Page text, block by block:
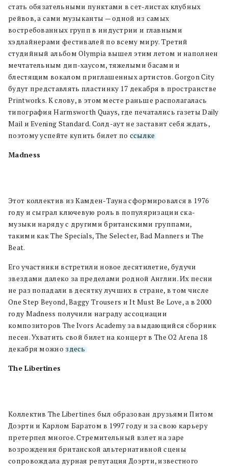
стать обязательными пунктами в сет-листах клубных
рейвов, а сами музыканты — одной из самых
востребованных групп в индустрии и главными
хэдлайнерами фестивалей по всему миру. Третий
студийный альбом Olympia вышел этим летом и наполнен
мечтательным дип-хаусом, тяжелыми басами и
блестящим вокалом приглашенных артистов. Gorgon City
будут представлять пластинку 17 декабря в пространстве
Printworks. К слову, в этом месте раньше располагалась
типография Harmsworth Quays, где печатались газеты Daily
Mail и Evening Standard. Солд-аут не заставит себя ждать,
поэтому успейте купить билет по ссылке.
Madness
Этот коллектив из Камден-Тауна сформировался в 1976
году и сыграл ключевую роль в популяризации ска-
музыки наряду с другими британскими группами,
такими как The Specials, The Selecter, Bad Manners и The
Beat.
Его участники встретили новое десятилетие, будучи
звездами далеко за пределами родной Англии. Их песни
не раз попадали в десятку лучших в стране, в том числе
One Step Beyond, Baggy Trousers и It Must Be Love, а в 2000
году Madness получили награду ассоциации
композиторов The Ivors Academy за выдающийся сборник
песен. Ухватить свой билет на концерт в The O2 Arena 18
декабря можно здесь.
The Libertines
Коллектив The Libertines был образован друзьями Питом
Доэрти и Карлом Баратом в 1997 году и за свою карьеру
претерпел многое. Стремительный взлет на заре
возрождения британской альтернативной сцены
сопровождала дурная репутация Доэрти, известного